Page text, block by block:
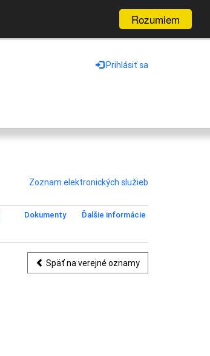
Rozumiem
Prihlásiť sa
Zoznam elektronických služieb
Dokumenty Ďalšie informácie
Späť na verejné oznamy